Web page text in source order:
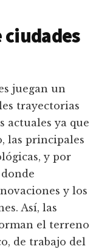
juegan un
trayectorias
actuales ya que
las principales
y por
y los
Así, las
el terreno
de trabajo del